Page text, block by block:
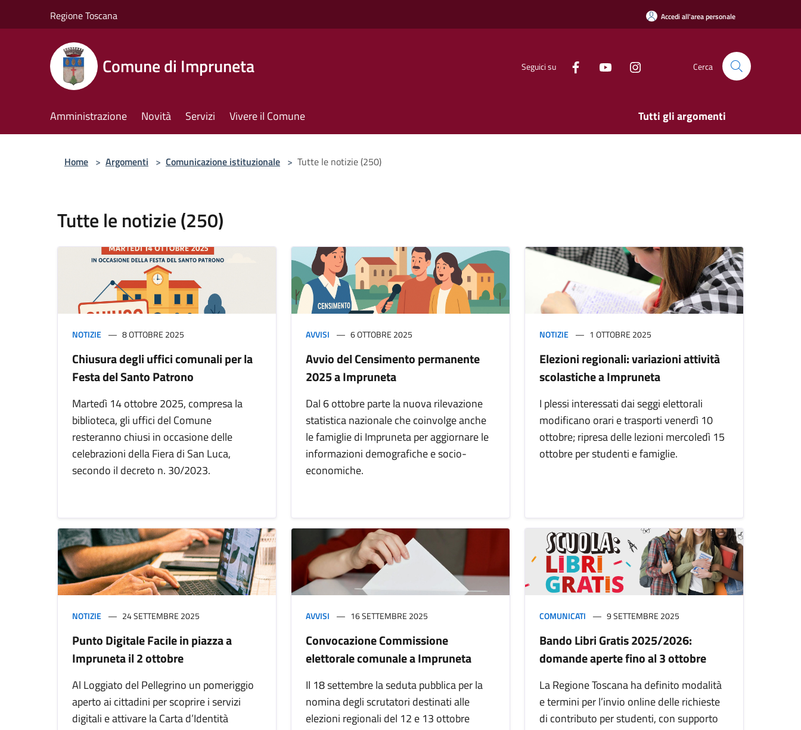
Regione Toscana Accedi all'area personale
Comune di Impruneta Seguici su Cerca
Amministrazione Novità Servizi Vivere il Comune Tutti gli argomenti
Home > Argomenti > Comunicazione istituzionale > Tutte le notizie (250)
Tutte le notizie (250)
NOTIZIE 8 OTTOBRE 2025
Chiusura degli uffici comunali per la
Festa del Santo Patrono
Martedì 14 ottobre 2025, compresa la
biblioteca, gli uffici del Comune
resteranno chiusi in occasione delle
celebrazioni della Fiera di San Luca,
secondo il decreto n. 30/2023.
AVVISI 6 OTTOBRE 2025
Avvio del Censimento permanente
2025 a Impruneta
Dal 6 ottobre parte la nuova rilevazione
statistica nazionale che coinvolge anche
le famiglie di Impruneta per aggiornare le
informazioni demografiche e socio-
economiche.
NOTIZIE 1 OTTOBRE 2025
Elezioni regionali: variazioni attività
scolastiche a Impruneta
I plessi interessati dai seggi elettorali
modificano orari e trasporti venerdì 10
ottobre; ripresa delle lezioni mercoledì 15
ottobre per studenti e famiglie.
NOTIZIE 24 SETTEMBRE 2025
Punto Digitale Facile in piazza a
Impruneta il 2 ottobre
Al Loggiato del Pellegrino un pomeriggio
aperto ai cittadini per scoprire i servizi
digitali e attivare la Carta d’Identità
AVVISI 16 SETTEMBRE 2025
Convocazione Commissione
elettorale comunale a Impruneta
Il 18 settembre la seduta pubblica per la
nomina degli scrutatori destinati alle
elezioni regionali del 12 e 13 ottobre
COMUNICATI 9 SETTEMBRE 2025
Bando Libri Gratis 2025/2026:
domande aperte fino al 3 ottobre
La Regione Toscana ha definito modalità
e termini per l’invio online delle richieste
di contributo per studenti, con supporto